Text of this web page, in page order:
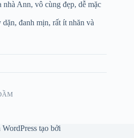
Ann, vô cùng đẹp, dễ mặc
đanh mịn, rất ít nhăn và
tạo bởi